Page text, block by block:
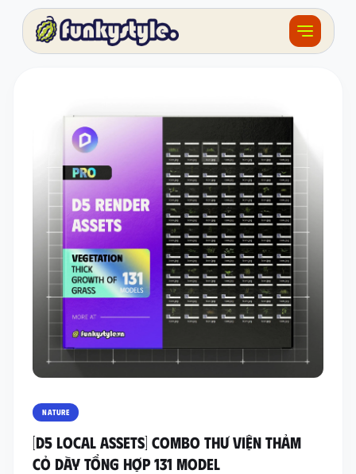
Khóa học
Tài nguyên
Giải thưởng
Đồ án
F.BLOG
Địa chỉ:
Email:
funkystylemanage@gmail.com
NATURE
[D5 LOCAL ASSETS] COMBO THƯ VIỆN THẢM
CỎ DÀY TỔNG HỢP 131 MODEL